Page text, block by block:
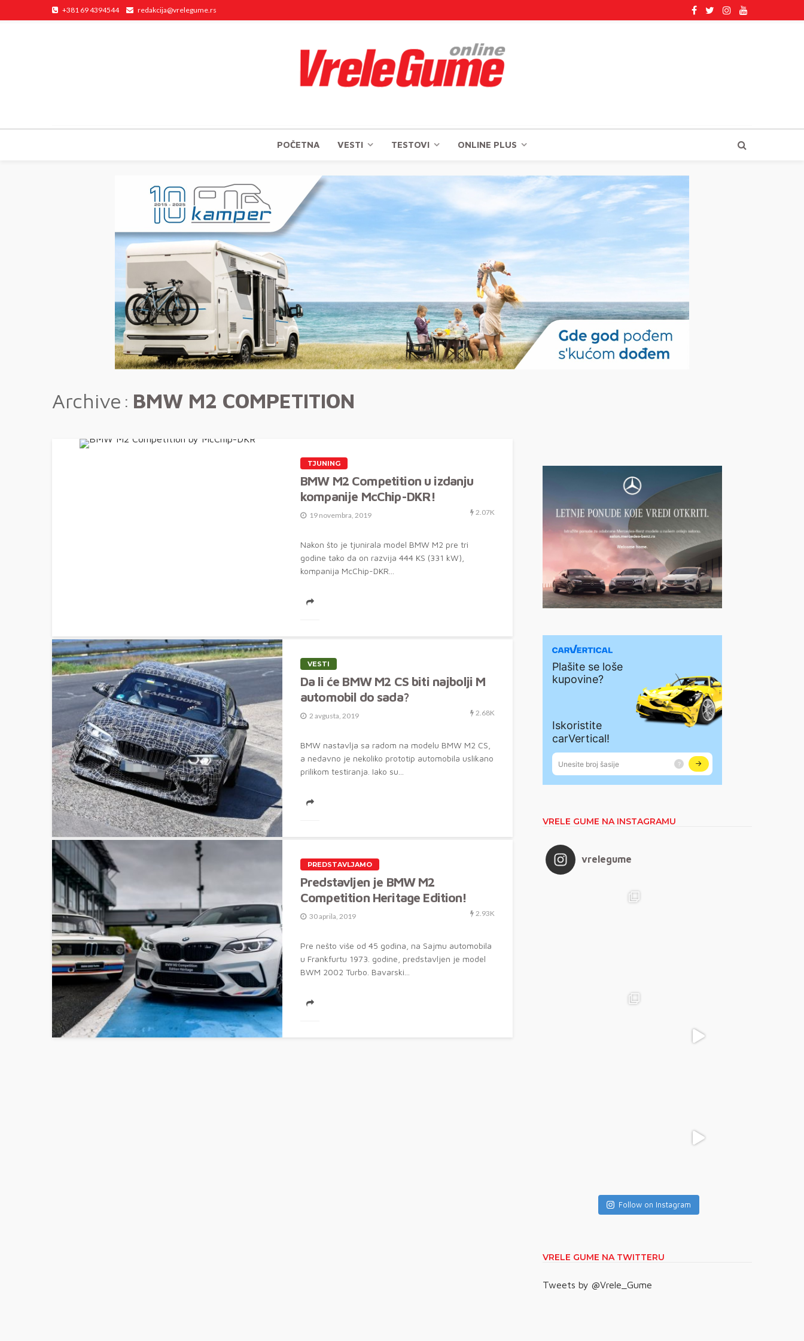
+381 69 4394544 redakcija@vrelegume.rs
POČETNA VESTI TESTOVI ONLINE PLUS
Archive BMW M2 COMPETITION
TJUNING
BMW M2 Competition u izdanju
kompanije McChip-DKR!
19 novembra, 2019 2.07K
Nakon što je tjunirala model BMW M2 pre tri
godine tako da on razvija 444 KS (331 kW),
kompanija McChip-DKR...
VESTI
Da li će BMW M2 CS biti najbolji M
automobil do sada?
2 avgusta, 2019 2.68K
BMW nastavlja sa radom na modelu BMW M2 CS,
a nedavno je nekoliko prototip automobila uslikano
prilikom testiranja. Iako su...
PREDSTAVLJAMO
Predstavljen je BMW M2
Competition Heritage Edition!
30 aprila, 2019 2.93K
Pre nešto više od 45 godina, na Sajmu automobila
u Frankfurtu 1973. godine, predstavljen je model
BWM 2002 Turbo. Bavarski...
VRELE GUME NA INSTAGRAMU
vrelegume
Follow on Instagram
VRELE GUME NA TWITTERU
Tweets by @Vrele_Gume